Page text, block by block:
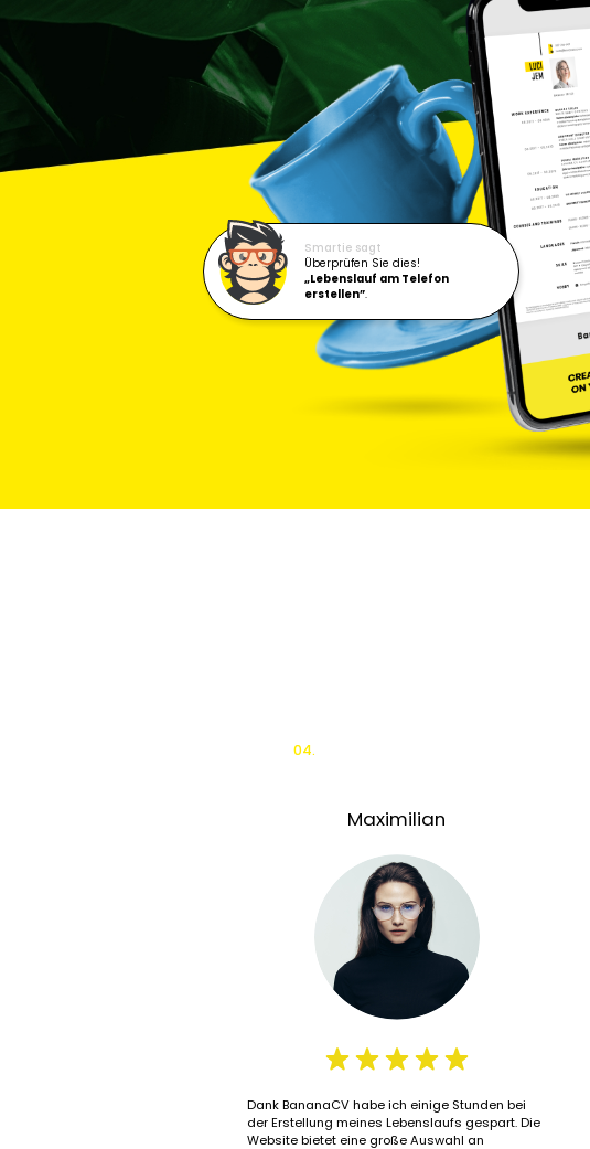
Smartie sagt
Überprüfen Sie dies!
„Lebenslauf am Telefon
erstellen”.
04.
Maximilian
Dank BananaCV habe ich einige Stunden bei
der Erstellung meines Lebenslaufs gespart. Die
Website bietet eine große Auswahl an